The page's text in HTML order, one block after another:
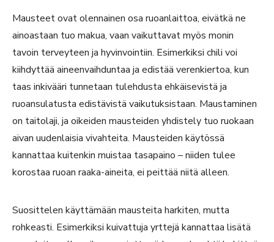
Mausteet ovat olennainen osa ruoanlaittoa, eivätkä ne
ainoastaan tuo makua, vaan vaikuttavat myös monin
tavoin terveyteen ja hyvinvointiin. Esimerkiksi chili voi
kiihdyttää aineenvaihduntaa ja edistää verenkiertoa, kun
taas inkivääri tunnetaan tulehdusta ehkäisevistä ja
ruoansulatusta edistävistä vaikutuksistaan. Maustaminen
on taitolaji, ja oikeiden mausteiden yhdistely tuo ruokaan
aivan uudenlaisia vivahteita. Mausteiden käytössä
kannattaa kuitenkin muistaa tasapaino – niiden tulee
korostaa ruoan raaka-aineita, ei peittää niitä alleen.
Suosittelen käyttämään mausteita harkiten, mutta
rohkeasti. Esimerkiksi kuivattuja yrttejä kannattaa lisätä